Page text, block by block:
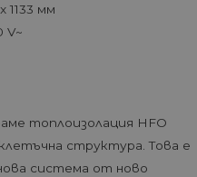
1133 мм
V~
топлоизолация HFO
структура. Това е
система от ново